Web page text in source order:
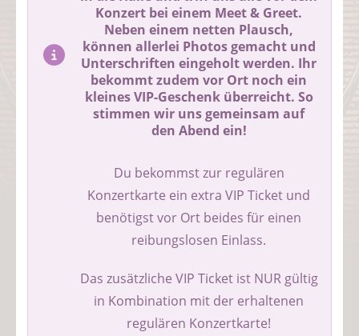
Konzert bei einem Meet & Greet.
Neben einem netten Plausch,
können allerlei Photos gemacht und
Unterschriften eingeholt werden. Ihr
bekommt zudem vor Ort noch ein
kleines VIP-Geschenk überreicht. So
stimmen wir uns gemeinsam auf
den Abend ein!
Du bekommst zur regulären
Konzertkarte ein extra VIP Ticket und
benötigst vor Ort beides für einen
reibungslosen Einlass.
Das zusätzliche VIP Ticket ist NUR gültig
in Kombination mit der erhaltenen
regulären Konzertkarte!